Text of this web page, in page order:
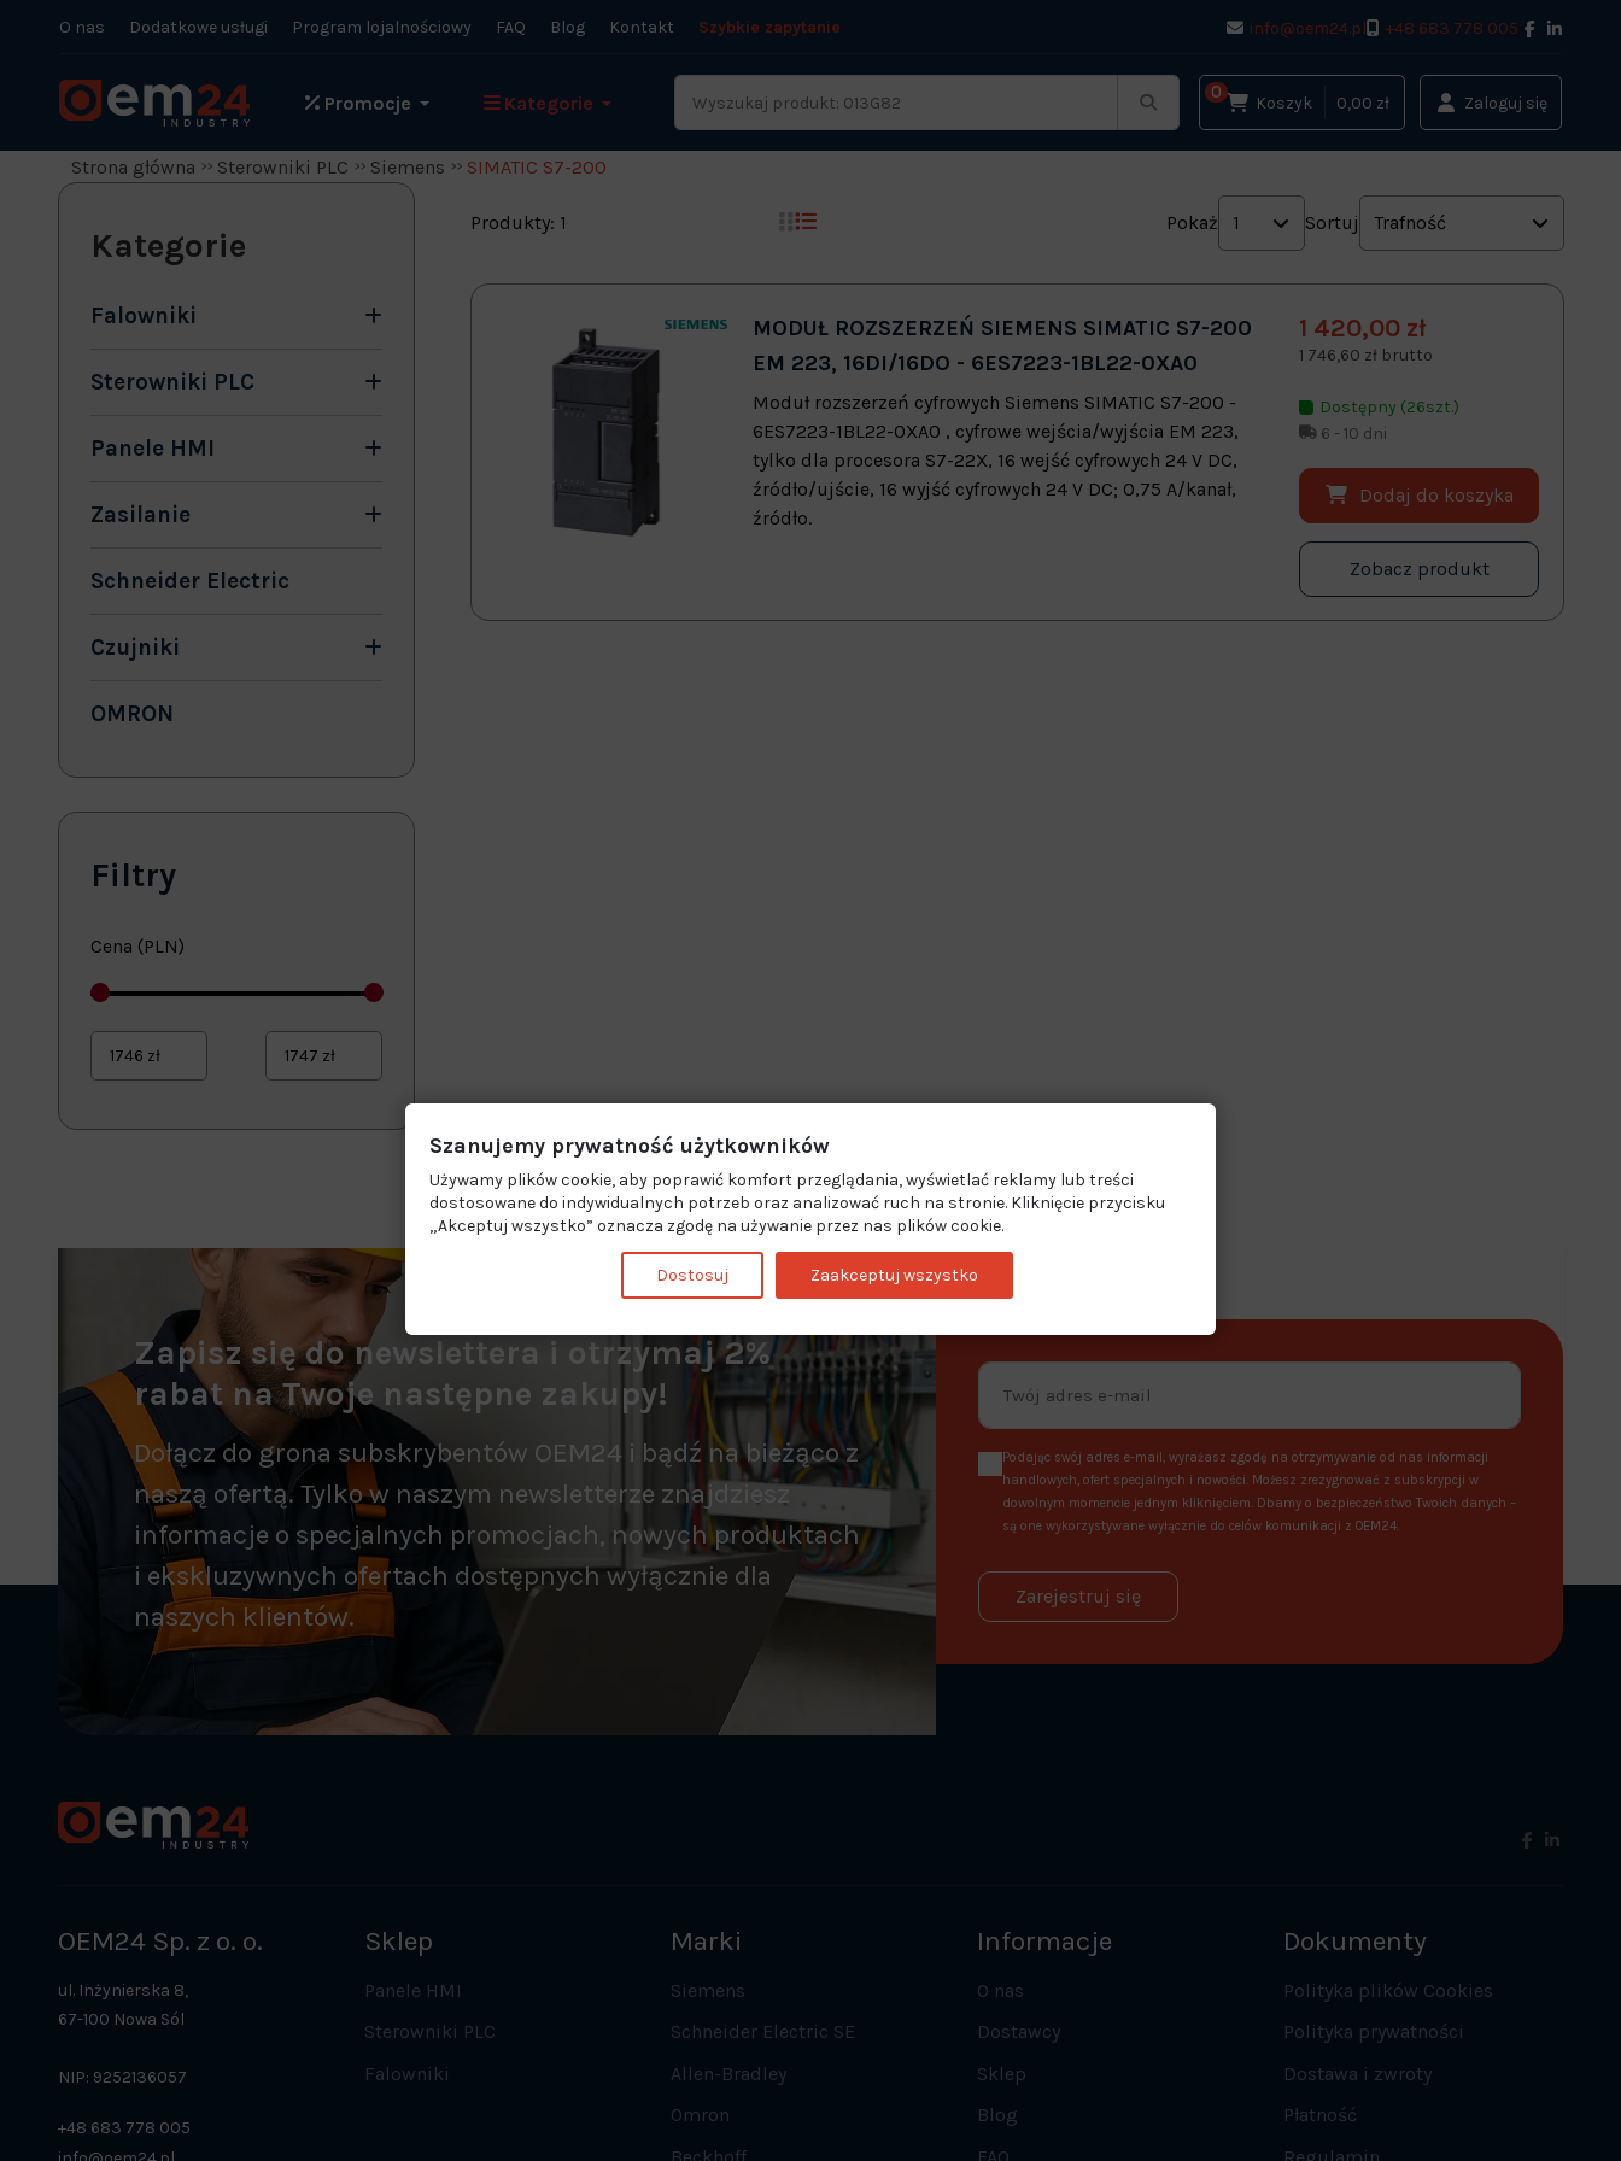
O nas Dodatkowe usługi Program lojalnościowy FAQ Blog Kontakt Szybkie zapytanie info@oem24.pl +48 683 778 005
Promocje Kategorie 0
Koszyk 0,00 zł Zaloguj się
Strona główna Sterowniki PLC Siemens SIMATIC S7-200
Produkty: 1 Pokaż 1 Sortuj Trafność
MODUŁ ROZSZERZEŃ SIEMENS SIMATIC S7-200
EM 223, 16DI/16DO - 6ES7223-1BL22-0XA0
Moduł rozszerzeń cyfrowych Siemens SIMATIC S7-200 -
6ES7223-1BL22-0XA0 , cyfrowe wejścia/wyjścia EM 223,
tylko dla procesora S7-22X, 16 wejść cyfrowych 24 V DC,
źródło/ujście, 16 wyjść cyfrowych 24 V DC; 0,75 A/kanał,
źródło.
1 420,00 zł
1 746,60 zł brutto
Dostępny (26szt.)
6 - 10 dni
Dodaj do koszyka
Zobacz produkt
Kategorie
Falowniki
Sterowniki PLC
Panele HMI
Zasilanie
Schneider Electric
Czujniki
OMRON
Filtry
Cena (PLN)
1746 zł 1747 zł
Zapisz się do newslettera i otrzymaj 2%
rabat na Twoje następne zakupy!
Dołącz do grona subskrybentów OEM24 i bądź na bieżąco z
naszą ofertą. Tylko w naszym newsletterze znajdziesz
informacje o specjalnych promocjach, nowych produktach
i ekskluzywnych ofertach dostępnych wyłącznie dla
naszych klientów.
Podając swój adres e-mail, wyrażasz zgodę na otrzymywanie od nas informacji
handlowych, ofert specjalnych i nowości. Możesz zrezygnować z subskrypcji w
dowolnym momencie jednym kliknięciem. Dbamy o bezpieczeństwo Twoich danych –
są one wykorzystywane wyłącznie do celów komunikacji z OEM24.
Zarejestruj się
OEM24 Sp. z o. o.
ul. Inżynierska 8,
67-100 Nowa Sól
NIP: 9252136057
+48 683 778 005
Sklep
Panele HMI
Sterowniki PLC
Falowniki
Marki
Siemens
Schneider Electric SE
Allen-Bradley
Omron
Informacje
O nas
Dostawcy
Sklep
Blog
Dokumenty
Polityka plików Cookies
Polityka prywatności
Dostawa i zwroty
Płatność
Szanujemy prywatność użytkowników
Używamy plików cookie, aby poprawić komfort przeglądania, wyświetlać reklamy lub treści
dostosowane do indywidualnych potrzeb oraz analizować ruch na stronie. Kliknięcie przycisku
„Akceptuj wszystko” oznacza zgodę na używanie przez nas plików cookie.
Dostosuj Zaakceptuj wszystko